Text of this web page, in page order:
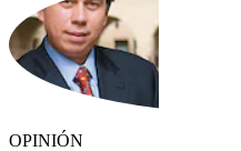
OPINIÓN